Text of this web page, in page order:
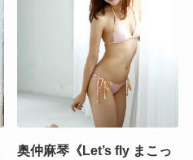
奥仲麻琴《Let’s fly まこっ